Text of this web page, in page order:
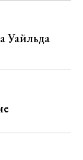
Уайльда